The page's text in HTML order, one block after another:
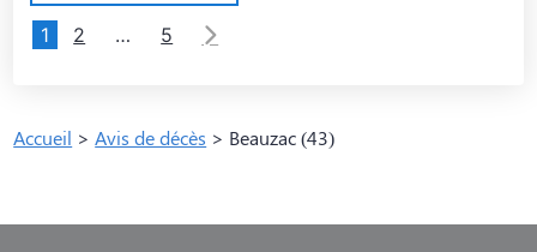
1 2 … 5
Accueil >Avis de décès > Beauzac (43)